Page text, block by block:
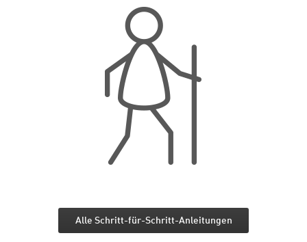
Alle Schritt-für-Schritt-Anleitungen